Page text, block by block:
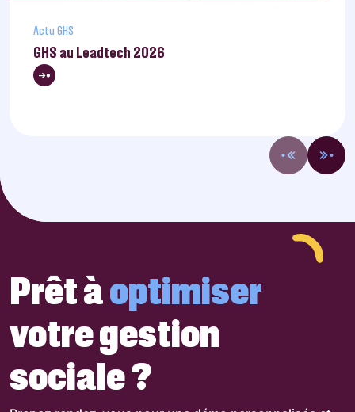
Actu GHS
GHS au Leadtech 2026
Prêt àoptimiser
votre gestion
sociale ?